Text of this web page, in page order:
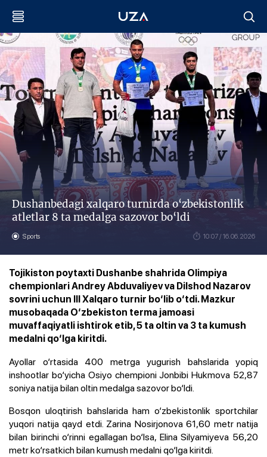
Dushanbedagi xalqaro turnirda o‘zbekistonlik
atletlar 8 ta medalga sazovor bo‘ldi
Sports 10:07 / 16.06.2026
Tojikiston poytaxti Dushanbe shahrida Olimpiya
chempionlari Andrey Abduvaliyev va Dilshod Nazarov
sovrini uchun III Xalqaro turnir bo‘lib o‘tdi. Mazkur
musobaqada O‘zbekiston terma jamoasi
muvaffaqiyatli ishtirok etib, 5 ta oltin va 3 ta kumush
medalni qo‘lga kiritdi.
Ayollar o‘rtasida 400 metrga yugurish bahslarida yopiq
inshootlar bo‘yicha Osiyo chempioni Jonbibi Hukmova 52,87
soniya natija bilan oltin medalga sazovor bo‘ldi.
Bosqon uloqtirish bahslarida ham o‘zbekistonlik sportchilar
yuqori natija qayd etdi. Zarina Nosirjonova 61,60 metr natija
bilan birinchi o‘rinni egallagan bo‘lsa, Elina Silyamiyeva 56,20
metr ko‘rsatkich bilan kumush medalni qo‘lga kiritdi.